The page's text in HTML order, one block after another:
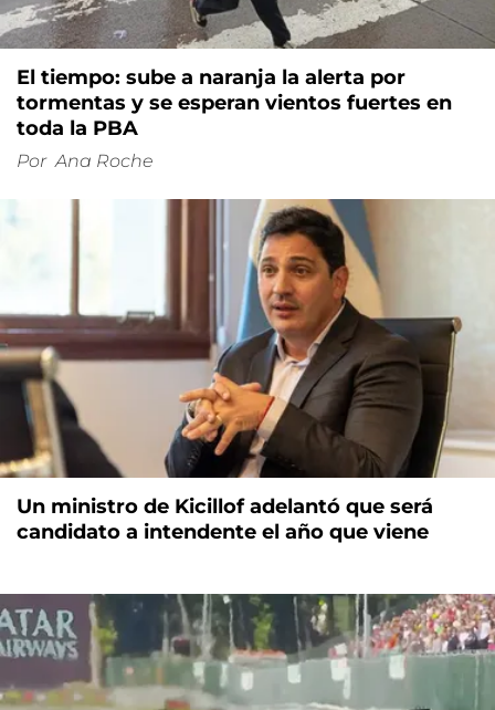
El tiempo: sube a naranja la alerta por
tormentas y se esperan vientos fuertes en
toda la PBA
Por Ana Roche
Un ministro de Kicillof adelantó que será
candidato a intendente el año que viene